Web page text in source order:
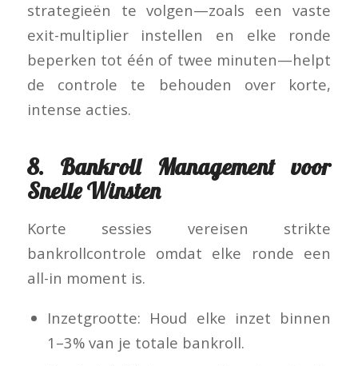
strategieën te volgen—zoals een vaste
exit-multiplier instellen en elke ronde
beperken tot één of twee minuten—helpt
de controle te behouden over korte,
intense acties.
8. Bankroll Management voor
Snelle Winsten
Korte sessies vereisen strikte
bankrollcontrole omdat elke ronde een
all-in moment is.
Inzetgrootte: Houd elke inzet binnen
1–3% van je totale bankroll.